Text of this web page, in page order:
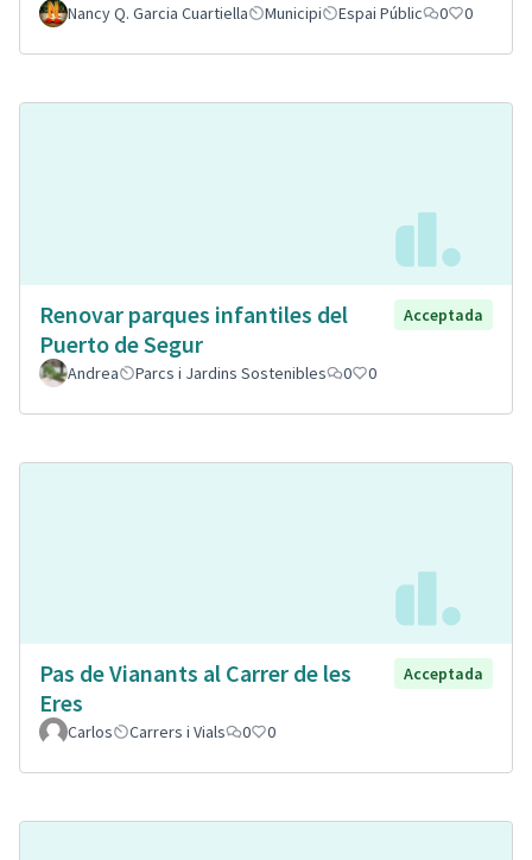
Nancy Q. Garcia Cuartiella Municipi Espai Públic 0 0
Renovar parques infantiles del
Puerto de Segur
Acceptada
Andrea Parcs i Jardins Sostenibles 0 0
Pas de Vianants al Carrer de les
Eres
Acceptada
Carlos Carrers i Vials 0 0